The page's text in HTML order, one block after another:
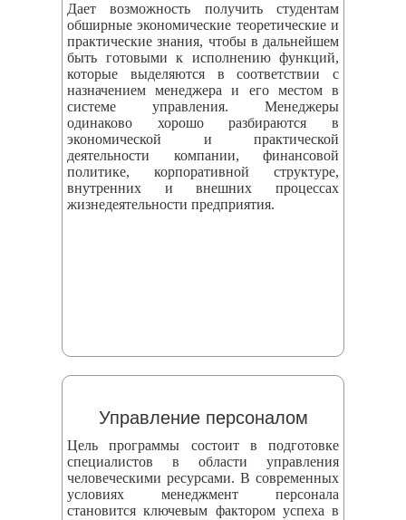
Дает возможность получить студентам
обширные экономические теоретические и
практические знания, чтобы в дальнейшем
быть готовыми к исполнению функций,
которые выделяются в соответствии с
назначением менеджера и его местом в
системе управления. Менеджеры
одинаково хорошо разбираются в
экономической и практической
деятельности компании, финансовой
политике, корпоративной структуре,
внутренних и внешних процессах
жизнедеятельности предприятия.
Управление персоналом
Цель программы состоит в подготовке
специалистов в области управления
человеческими ресурсами. В современных
условиях менеджмент персонала
становится ключевым фактором успеха в